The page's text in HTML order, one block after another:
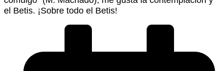
el Betis. ¡Sobre todo el Betis!